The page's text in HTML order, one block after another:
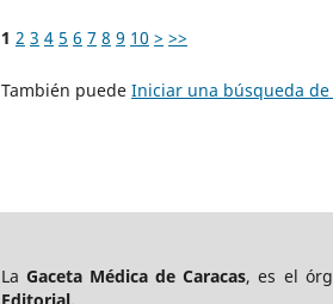
1 2 3 4 5 6 7 8 9 10 > >>
También puede Iniciar una búsqueda
LaGaceta Médica de Caracas, es el